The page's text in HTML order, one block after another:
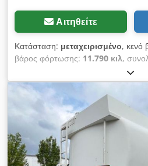
Αιτηθείτε
Κατάσταση: μεταχειρισμένο, κενό
βάρος φόρτωσης: 11.790 κιλ,
, πρώτη
χώρου φόρτωσης:10 m³,
ελαστικού:
385/65R22.5, χρώμα:
1.001 χλμ , τύπος μετάδοσης:άλλο
Τοποθεσία οχήματος: Bovenden, 2
άξονας περιστροφής, ανάρτηση με
(σύστημα αντιμπλοκαρίσματος),
πλευρική αλουμινένια προστασία,